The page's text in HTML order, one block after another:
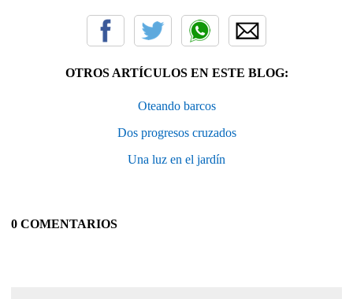
OTROS ARTÍCULOS EN ESTE BLOG:
Oteando barcos
Dos progresos cruzados
Una luz en el jardín
0 COMENTARIOS